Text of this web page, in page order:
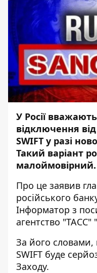
У Росії
відключення
SWIFT у разі
Такий варіант
малоймовірний.
Про це заявив
російського
Інформатор з
агентство "ТАСС"
За його словами,
SWIFT буде
Заходу.